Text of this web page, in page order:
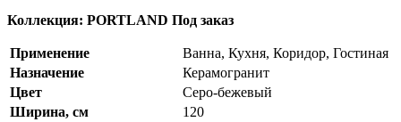
Коллекция: PORTLAND Под заказ
Применение
Ванна, Кухня, Коридор, Гостиная
Назначение
Керамогранит
Цвет
Серо-бежевый
Ширина, см
120